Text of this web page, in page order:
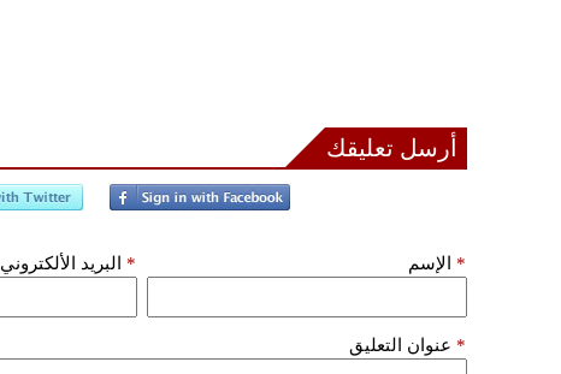
أرسل تعليقك
الإسم * البريد الألكتروني *
عنوان التعليق *